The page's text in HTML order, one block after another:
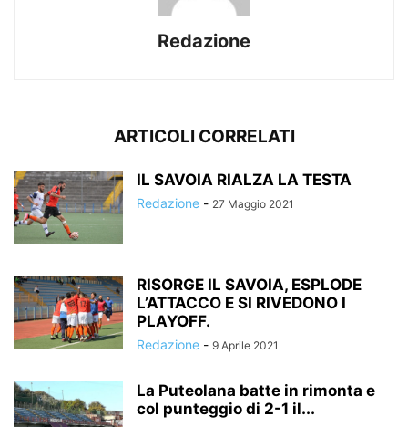
Redazione
ARTICOLI CORRELATI
IL SAVOIA RIALZA LA TESTA
Redazione - 27 Maggio 2021
RISORGE IL SAVOIA, ESPLODE
L’ATTACCO E SI RIVEDONO I
PLAYOFF.
Redazione - 9 Aprile 2021
La Puteolana batte in rimonta e
col punteggio di 2-1 il...